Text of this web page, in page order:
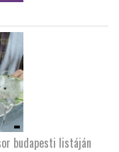
budapesti listáján